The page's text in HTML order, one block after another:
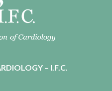
– I.F.C.